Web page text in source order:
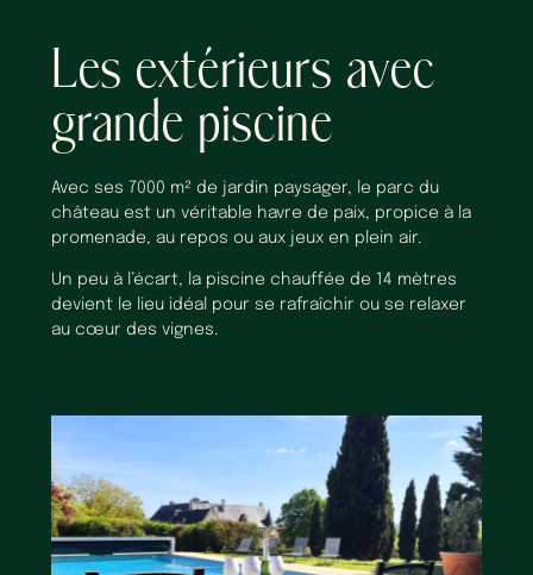
Les extérieurs avec
grande piscine
Avec ses 7000 m² de jardin paysager, le parc du
château est un véritable havre de paix, propice à la
promenade, au repos ou aux jeux en plein air.
Un peu à l’écart, la piscine chauffée de 14 mètres
devient le lieu idéal pour se rafraîchir ou se relaxer
au cœur des vignes.